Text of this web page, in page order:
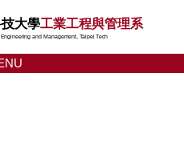
大學工業工程與管理系
and Management, Taipei Tech